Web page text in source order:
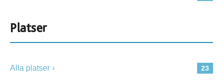
Platser
23
Alla platser